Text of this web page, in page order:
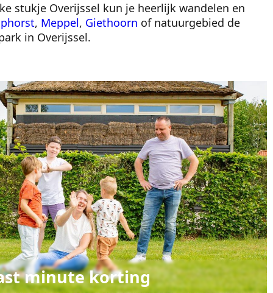
stukje Overijssel kun je heerlijk wandelen en
, Meppel, Giethoorn of natuurgebied de
in Overijssel.
minute korting